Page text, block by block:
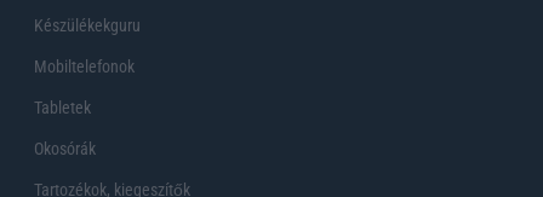
Készülékekguru
Mobiltelefonok
Tabletek
Okosórák
Tartozékok, kiegeszítők